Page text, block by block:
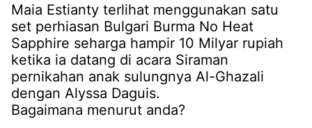
Maia Estianty terlihat menggunakan satu
set perhiasan Bulgari Burma No Heat
Sapphire seharga hampir 10 Milyar rupiah
ketika ia datang di acara Siraman
pernikahan anak sulungnya Al-Ghazali
dengan Alyssa Daguis.
Bagaimana menurut anda?